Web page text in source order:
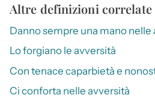
Altre definizioni correlate
Danno sempre una mano nelle
Lo forgiano le avversità
Con tenace caparbietà e
Ci conforta nelle avversità